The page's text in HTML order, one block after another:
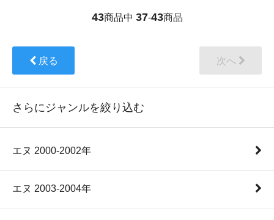
43商品中 37-43商品
戻る 次へ
さらにジャンルを絞り込む
エヌ 2000-2002年
エヌ 2003-2004年